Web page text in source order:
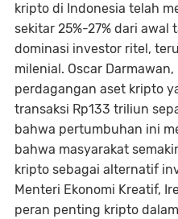
kripto di Indonesia telah
sekitar 25%-27% dari awal
dominasi investor ritel,
milenial. Oscar
perdagangan aset kripto
transaksi Rp133 triliun
bahwa pertumbuhan ini
bahwa masyarakat
kripto sebagai alternatif
Menteri Ekonomi Kreatif,
peran penting kripto